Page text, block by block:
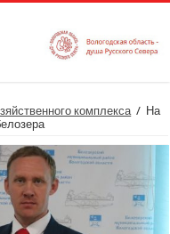
комплекса / На